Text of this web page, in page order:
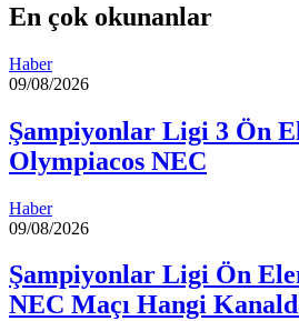
En çok okunanlar
Haber
09/08/2026
Şampiyonlar Ligi 3 Ön
Olympiacos NEC
Haber
09/08/2026
Şampiyonlar Ligi Ön
NEC Maçı Hangi